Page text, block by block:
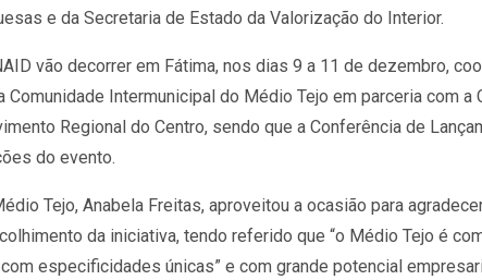
e da Secretaria de Estado da Valorização do Interior.
vão decorrer em Fátima, nos dias 9 a 11 de dezembro,
Comunidade Intermunicipal do Médio Tejo em parceria com a
Regional do Centro, sendo que a Conferência de
do evento.
Tejo, Anabela Freitas, aproveitou a ocasião para
da iniciativa, tendo referido que “o Médio Tejo é
especificidades únicas” e com grande potencial